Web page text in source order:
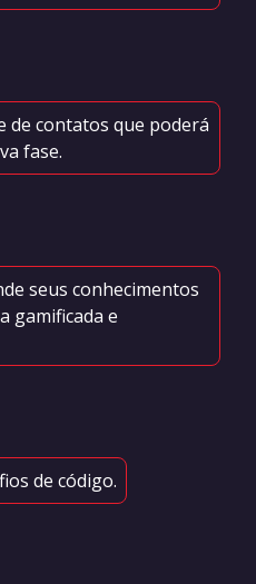
de contatos que poderá
fase.
seus conhecimentos
gamificada e
de código.